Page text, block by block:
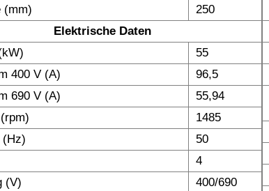
(mm)
250
Elektrische Daten
55
400 V (A)
96,5
690 V (A)
55,94
1485
(Hz)
50
4
(V)
400/690